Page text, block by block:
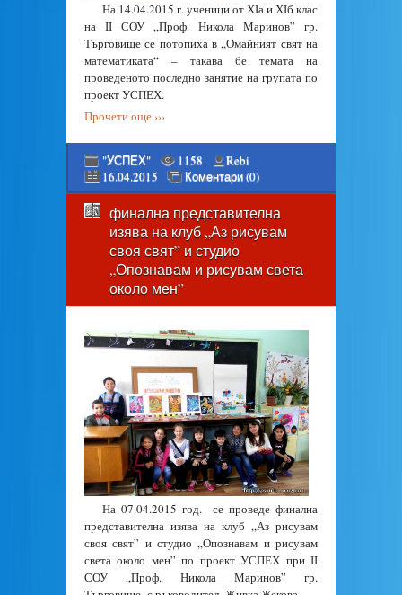
На 14.04.2015 г. ученици от ХІа и ХІб клас
на ІІ СОУ „Проф. Никола Маринов” гр.
Търговище се потопиха в „Омайният свят на
математиката“ – такава бе темата на
проведеното последно занятие на групата по
проект УСПЕХ.
Прочети още ›››
"УСПЕХ" 1158
Rebi
16.04.2015
Коментари (0)
финална представителна
изява на клуб „Аз рисувам
своя свят” и студио
„Опознавам и рисувам света
около мен”
На 07.04.2015 год. се проведе финална
представителна изява на клуб „Аз рисувам
своя свят” и студио „Опознавам и рисувам
света около мен” по проект УСПЕХ при ІІ
СОУ „Проф. Никола Маринов” гр.